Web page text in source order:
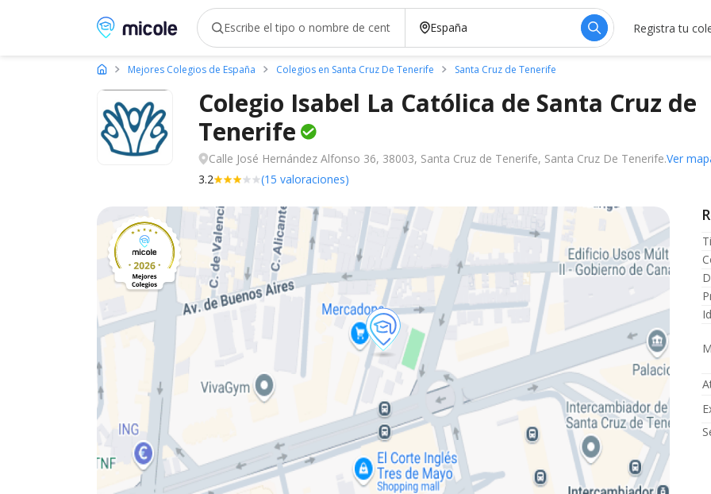
Micole, buscador de colegios Registra tu
Mejores Colegios de España Colegios en Santa Cruz De Tenerife Santa Cruz de Tenerife
Colegio Isabel La Católica de Santa Cruz de
Tenerife
Calle José Hernández Alfonso 36, 38003, Santa Cruz de Tenerife, Santa Cruz De Tenerife.Ver
3.2
(15 valoraciones)